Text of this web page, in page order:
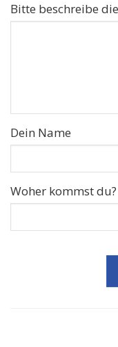
Bitte beschreibe
Dein Name
Woher kommst du?